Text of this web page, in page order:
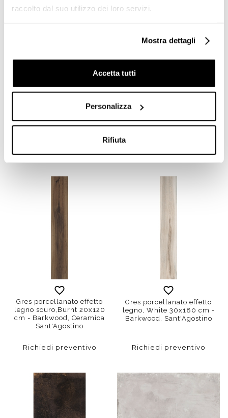
raccolto dal suo utilizzo dei loro servizi.
Mostra dettagli
Accetta tutti
Personalizza
Rifiuta
Battiscopa effetto pietra in
7,3x90 cm - Highstone,
Gres effetto pietra Perla
Ceramica Sant'Agostino
Gres porcellanato effetto
legno scuro,Burnt 20x120
cm - Barkwood, Ceramica
Sant'Agostino
Richiedi preventivo
Gres porcellanato effetto
legno, White 30x180 cm -
Barkwood, Sant'Agostino
Richiedi preventivo